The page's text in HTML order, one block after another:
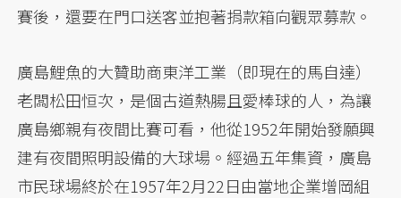
賽後，還要在門口送客並抱著捐款箱向觀眾募款。
廣島鯉魚的大贊助商東洋工業（即現在的馬自達）
老闆松田恒次，是個古道熱腸且愛棒球的人，為讓
廣島鄉親有夜間比賽可看，他從1952年開始發願興
建有夜間照明設備的大球場。經過五年集資，廣島
市民球場終於在1957年2月22日由當地企業增岡組